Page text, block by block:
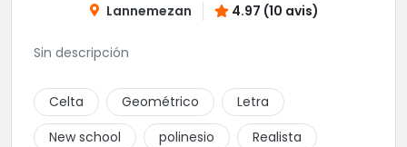
Lannemezan 4.97 (10 avis)
Sin descripción
Celta Geométrico
Letra
New school
polinesio
Realista